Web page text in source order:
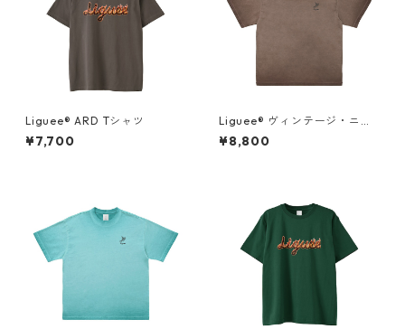
Liguee®️ ARD Tシャツ
¥7,700
Liguee®️ ヴィンテージ・ニュ
アンス Tシャツ（刺繍ロゴ）ブ
ラウン
¥8,800